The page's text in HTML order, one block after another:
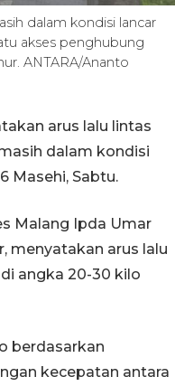
dalam kondisi lancar
akses penghubung
ANTARA/Ananto
arus lalu lintas
dalam kondisi
Masehi, Sabtu.
Malang Ipda Umar
menyatakan arus lalu
angka 20-30 kilo
berdasarkan
kecepatan antara